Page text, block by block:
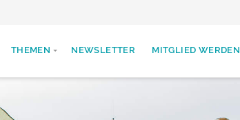
THEMEN NEWSLETTER MITGLIED WERDEN